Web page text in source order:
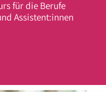
für die Berufe
Assistent:innen